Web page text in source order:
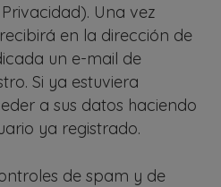
Una vez
en la dirección de
un e-mail de
Si ya estuviera
a sus datos haciendo
ya registrado.
de spam y de